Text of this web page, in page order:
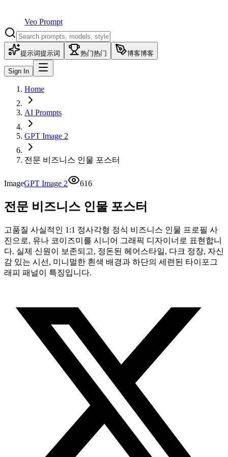
Veo Prompt
提示词提示词 热门热门 博客博客
Sign In
Home
AI Prompts
GPT Image 2
전문 비즈니스 인물 포스터
ImageGPT Image 2 616
전문 비즈니스 인물 포스터
고품질 사실적인 1:1 정사각형 정식 비즈니스 인물 프로필 사
진으로, 유나 코이즈미를 시니어 그래픽 디자이너로 표현합니
다. 실제 신원이 보존되고, 정돈된 헤어스타일, 다크 정장, 자신
감 있는 시선, 미니멀한 흰색 배경과 하단의 세련된 타이포그
래피 패널이 특징입니다.